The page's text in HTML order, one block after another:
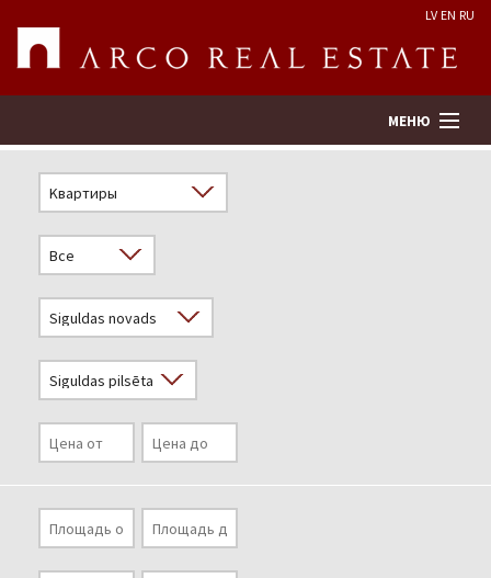
LV EN RU
МЕНЮ
Оценка недвижимости
Предприятие
Услуги
Kонтакты